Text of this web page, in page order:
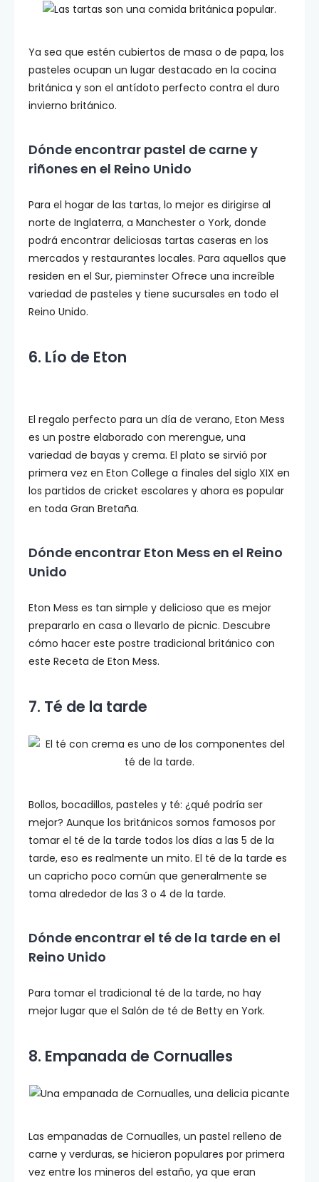
Ya sea que estén cubiertos de masa o de papa, los
pasteles ocupan un lugar destacado en la cocina
británica y son el antídoto perfecto contra el duro
invierno británico.
Dónde encontrar pastel de carne y
riñones en el Reino Unido
Para el hogar de las tartas, lo mejor es dirigirse al
norte de Inglaterra, a Manchester o York, donde
podrá encontrar deliciosas tartas caseras en los
mercados y restaurantes locales. Para aquellos que
residen en el Sur, pieminster Ofrece una increíble
variedad de pasteles y tiene sucursales en todo el
Reino Unido.
6. Lío de Eton
El regalo perfecto para un día de verano, Eton Mess
es un postre elaborado con merengue, una
variedad de bayas y crema. El plato se sirvió por
primera vez en Eton College a finales del siglo XIX en
los partidos de cricket escolares y ahora es popular
en toda Gran Bretaña.
Dónde encontrar Eton Mess en el Reino
Unido
Eton Mess es tan simple y delicioso que es mejor
prepararlo en casa o llevarlo de picnic. Descubre
cómo hacer este postre tradicional británico con
este Receta de Eton Mess.
7. Té de la tarde
Bollos, bocadillos, pasteles y té: ¿qué podría ser
mejor? Aunque los británicos somos famosos por
tomar el té de la tarde todos los días a las 5 de la
tarde, eso es realmente un mito. El té de la tarde es
un capricho poco común que generalmente se
toma alrededor de las 3 o 4 de la tarde.
Dónde encontrar el té de la tarde en el
Reino Unido
Para tomar el tradicional té de la tarde, no hay
mejor lugar que el Salón de té de Betty en York.
8. Empanada de Cornualles
Las empanadas de Cornualles, un pastel relleno de
carne y verduras, se hicieron populares por primera
vez entre los mineros del estaño, ya que eran